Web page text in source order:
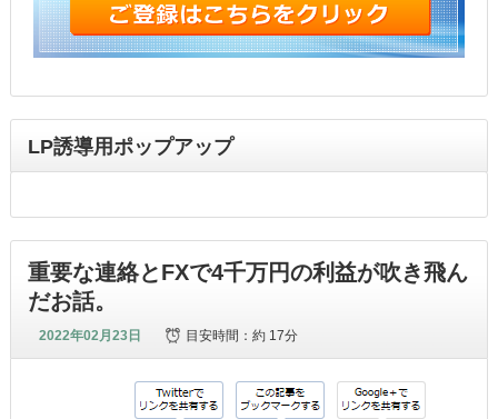
LP誘導用ポップアップ
重要な連絡とFXで4千万円の利益が吹き飛ん
だお話。
2022年02月23日 目安時間：約 17分